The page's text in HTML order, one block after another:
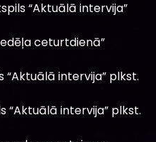
“Aktuālā intervija”
ceturtdienā”
“Aktuālā intervija” plkst.
“Aktuālā intervija” plkst.